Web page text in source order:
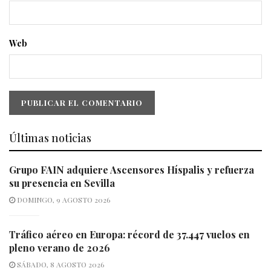
Web
Últimas noticias
Grupo FAIN adquiere Ascensores Híspalis y refuerza
su presencia en Sevilla
DOMINGO, 9 AGOSTO 2026
Tráfico aéreo en Europa: récord de 37.447 vuelos en
pleno verano de 2026
SÁBADO, 8 AGOSTO 2026